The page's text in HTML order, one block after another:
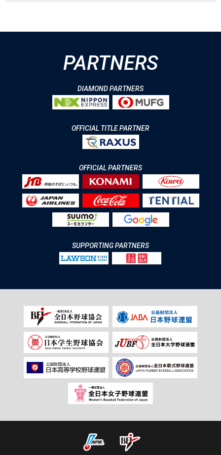
PARTNERS
DIAMOND PARTNERS
OFFICIAL TITLE PARTNER
OFFICIAL PARTNERS
SUPPORTING PARTNERS